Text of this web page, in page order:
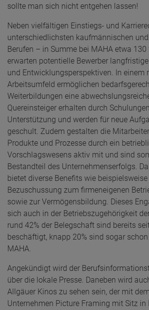
sollte man sich nicht entgehen lassen!
Neben vielfältigen Einstiegs- und
unterschiedlichsten kaufmännischen
Berufen – in Summe bei MAHA etwa 130
erwarten potentielle Bewerber
und Entwicklungsperspektiven. In einem
Arbeitsumfeld ermöglichen
Weiterbildungen eine
Quereinsteiger erhalten durch
Unterstützung und werden für neue
geschult. Zudem gestalten die
Produkte und Prozesse durch ein
Vorschlagswesens aktiv mit und sind
Bestandteil des Unternehmenserfolgs.
bietet diverse Benefits wie beispielsweise
Bezuschussung zum firmeneigenen
sowie zur Vermögensbildung. Dieses
sich auch in der Betriebszugehörigkeit
rund 42% der Belegschaft sind bereits
beschäftigt, knapp 20% sind sogar
MAHA.
Angekündigt wird der
über die lokale Presse. Daneben wird
Allgäuer Kinos zu sehen sein, der mit
Unternehmen Picture Framing mit Sitz in